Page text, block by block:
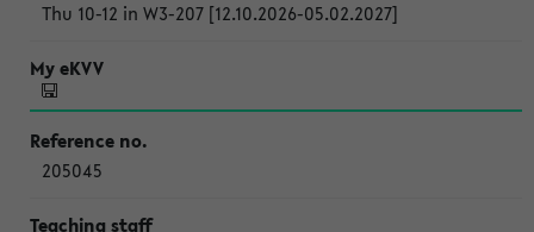
Thu 10-12 in W3-207 [12.10.2026-05.02.2027]
205045